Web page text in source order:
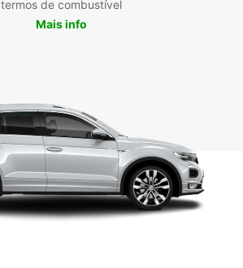
termos de combustível
Mais info